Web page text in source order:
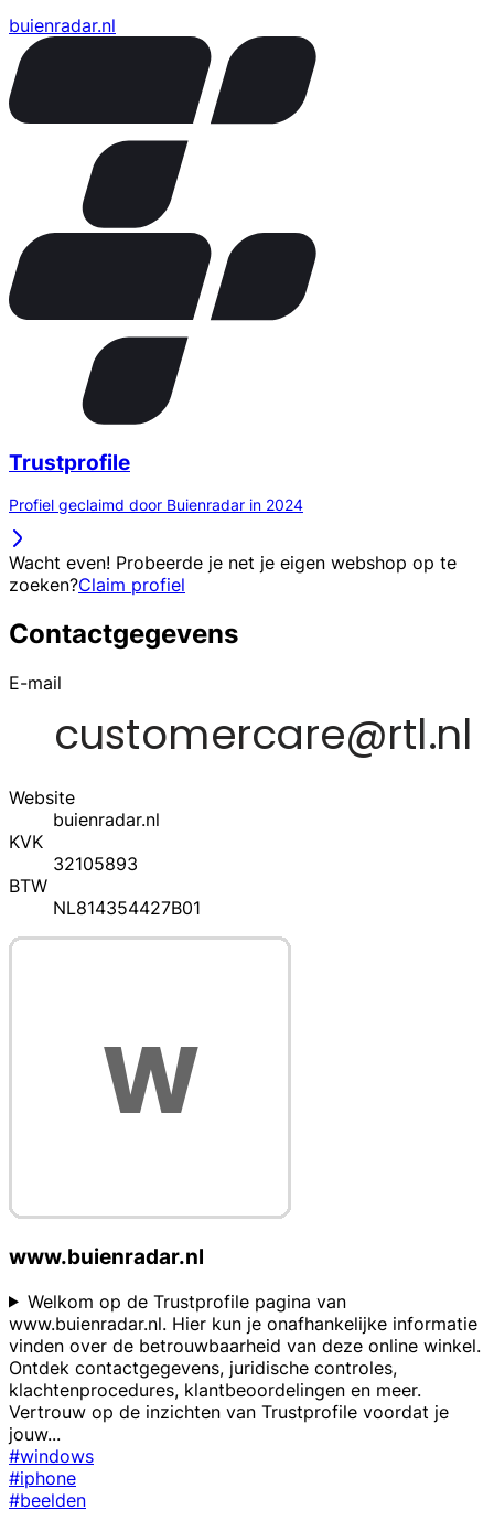
buienradar.nl
Trustprofile
Profiel geclaimd door Buienradar in 2024
Wacht even! Probeerde je net je eigen webshop op te
zoeken?Claim profiel
Contactgegevens
E-mail
Website
buienradar.nl
KVK
32105893
BTW
NL814354427B01
www.buienradar.nl
Welkom op de Trustprofile pagina van
www.buienradar.nl. Hier kun je onafhankelijke informatie
vinden over de betrouwbaarheid van deze online winkel.
Ontdek contactgegevens, juridische controles,
klachtenprocedures, klantbeoordelingen en meer.
Vertrouw op de inzichten van Trustprofile voordat je
jouw...
#windows
#iphone
#beelden